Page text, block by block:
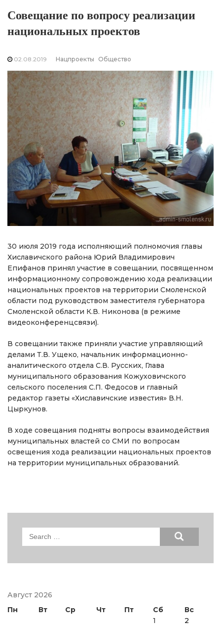
Совещание по вопросу реализации
национальных проектов
02.08.2019 Нацпроекты Общество
30 июля 2019 года исполняющий полномочия главы
Хиславичского района Юрий Владимирович
Епифанов принял участие в совещании, посвященном
информационному сопровождению хода реализации
национальных проектов на территории Смоленской
области под руководством заместителя губернатора
Смоленской области К.В. Никонова (в режиме
видеоконференцсвязи).
В совещании также приняли участие управляющий
делами Т.В. Ущеко, начальник информационно-
аналитического отдела С.В. Русских, Глава
муниципального образования Кожуховичского
сельского поселения С.П. Федосов и главный
редактор газеты «Хиславичские известия» В.Н.
Цыркунов.
В ходе совещания подняты вопросы взаимодействия
муниципальных властей со СМИ по вопросам
освещения хода реализации национальных проектов
на территории муниципальных образований.
Search
Август 2026
Пн
Вт Ср Чт Пт Сб
Вс
1
2